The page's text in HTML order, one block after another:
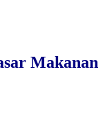
Makanan